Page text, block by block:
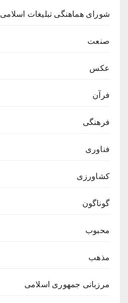
شورای هماهنگی تبلیغات اسلامی
صنعت
عکس
فرآن
فرهنگی
فناوری
کشاورزی
گوناگون
محبوب
مذهب
مرزبانی جمهوری اسلامی